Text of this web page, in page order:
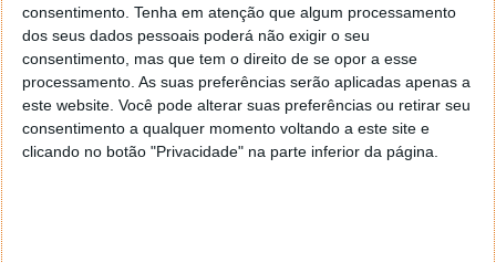
consentimento. Tenha em atenção que algum processamento
dos seus dados pessoais poderá não exigir o seu
consentimento, mas que tem o direito de se opor a esse
processamento. As suas preferências serão aplicadas apenas a
este website. Você pode alterar suas preferências ou retirar seu
consentimento a qualquer momento voltando a este site e
clicando no botão "Privacidade" na parte inferior da página.